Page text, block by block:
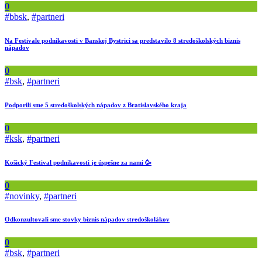
0
#bbsk, #partneri
Na Festivale podnikavosti v Banskej Bystrici sa predstavilo 8 stredoškolských biznis
nápadov
0
#bsk, #partneri
Podporili sme 5 stredoškolských nápadov z Bratislavského kraja
0
#ksk, #partneri
Košický Festival podnikavosti je úspešne za nami 🥳
0
#novinky, #partneri
Odkonzultovali sme stovky biznis nápadov stredoškolákov
0
#bsk, #partneri